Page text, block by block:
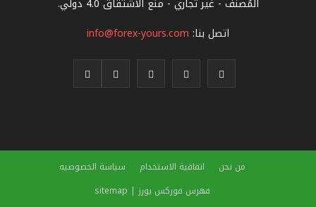
المُصنَّف - غير تجاري - منع الاشتقاق 4.0 دولي
.
اتصل بنا: info@forex-yours.com
من نحن اتفاقية الاستخدام
سياسة الخصوصيه
فهرس فوركس يورز | sitemap